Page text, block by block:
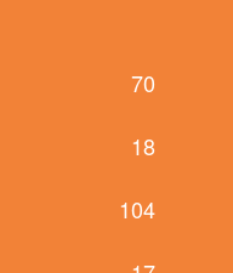
70
18
104